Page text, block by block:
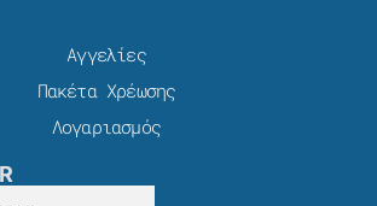
Αγγελίες
Πακέτα Χρέωσης​
Λογαριασμός